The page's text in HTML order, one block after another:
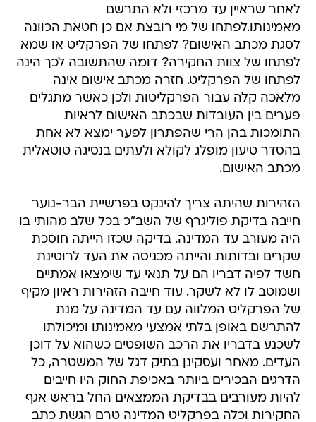
לאחר שראיין עד מרכזי ולא התרשם
מאמינותו.לפתחו של מי רובצת אם כן חטאת הכוונה
לסגת מכתב האישום? לפתחו של הפרקליט או שמא
לפתחו של צוות החקירה? דומה שהתשובה לכך הינה
לפתחו של הפרקליט. חזרה מכתב אישום אינה
מלאכה קלה עבור הפרקליטות ולכן כאשר מתגלים
פערים בין העובדות שבכתב האישום לראיות
התומכות בהן הרי שהפתרון לפער ימצא לא אחת
בהסדר טיעון מופלג לקולא ולעתים בנסיגה טוטאלית
מכתב האישום.
הזהירות שהיתה צריך להינקט בפרשיית הבר-נוער
חייבה בדיקת פוליגרף של השב"כ בכל שלב מהותי בו
היה מעורב עד המדינה. בדיקה שכזו הייתה חוסכת
שקרים ובדותות והייתה מכניסה את העד לרוטינת
חשד לפיה דבריו הם על תנאי עד שימצאו אמתיים
ושמוטב לו לא לשקר. עוד חייבה הזהירות ראיון מקיף
של הפרקליט המלווה עם עד המדינה על מנת
להתרשם באופן בלתי אמצעי מאמינותו ומיכולתו
לשכנע בדבריו את הרכב השופטים כשהוא על דוכן
העדים. מאחר ועסקינן בתיק דגל של המשטרה, כל
הדרגים הבכירים ביותר באכיפת החוק היו חייבים
להיות מעורבים בבדיקת הממצאים החל בראש אגף
החקירות וכלה בפרקליט המדינה טרם הגשת כתב